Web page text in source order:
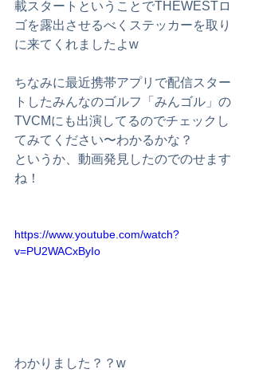
載スタートということでTHEWESTロ
ゴを露出させるべくステッカーを取り
に来てくれましたよw
ちなみに最近携帯アプリで配信スター
トしたみんなのゴルフ「みんゴル」の
TVCMにも出演してるのでチェックし
てみてください〜わかるかな？
というか、動画発見したのでのせます
ね！
https://www.youtube.com/watch?
v=PU2WACxByIo
わかりました？？w